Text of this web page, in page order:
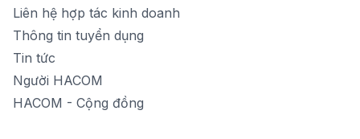
[email protected]
Thời gian mở cửa: Từ 8h30-20h hàng ngày
Liên hệ hợp tác kinh doanh
Thông tin tuyển dụng
Tin tức
Người HACOM
HACOM - Cộng đồng